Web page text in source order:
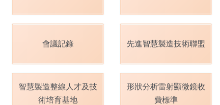
會議記錄 先進智慧製造技術聯盟
智慧製造整線人才及技
術培育基地
形狀分析雷射顯微鏡收
費標準